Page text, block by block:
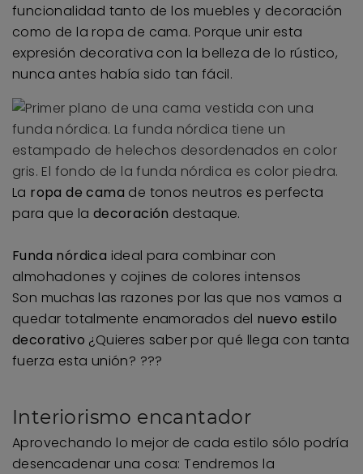
funcionalidad tanto de los muebles y decoración
como de la ropa de cama. Porque unir esta
expresión decorativa con la belleza de lo rústico,
nunca antes había sido tan fácil.
La ropa de cama de tonos neutros es perfecta
para que la decoración destaque.
Funda nórdica ideal para combinar con
almohadones y cojines de colores intensos
Son muchas las razones por las que nos vamos a
quedar totalmente enamorados del nuevo estilo
decorativo ¿Quieres saber por qué llega con tanta
fuerza esta unión? ???
Interiorismo encantador
Aprovechando lo mejor de cada estilo sólo podría
desencadenar una cosa: Tendremos la